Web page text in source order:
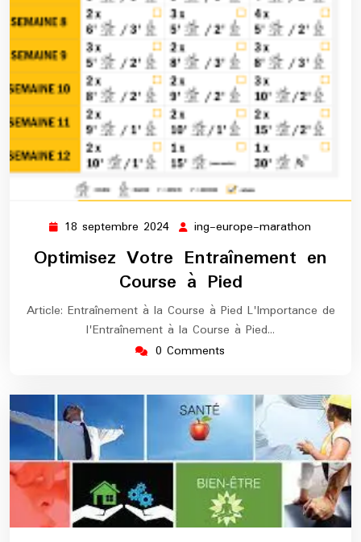
18 septembre 2024 18
septembre
2024
ing-europe-marathon
Optimisez Votre Entraînement en
Course à Pied
Article: Entraînement à la Course à Pied L'Importance de
l'Entraînement à la Course à Pied…
0 Comments